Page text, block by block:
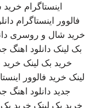
اینستاگرام
فالوور اینستاگرام
خرید شال و روسری
بک لینک دانلود اهنگ
خرید بک لینک خرید
لینک خرید فالوور
جدید دانلود اهنگ
خرید بک لینک خرید بک